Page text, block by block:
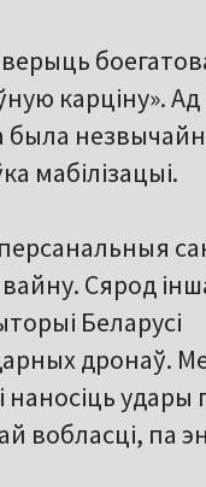
карціну».
была
мабілізацыі.
Сярод
Беларусі
дронаў.
удары
вобласці, па